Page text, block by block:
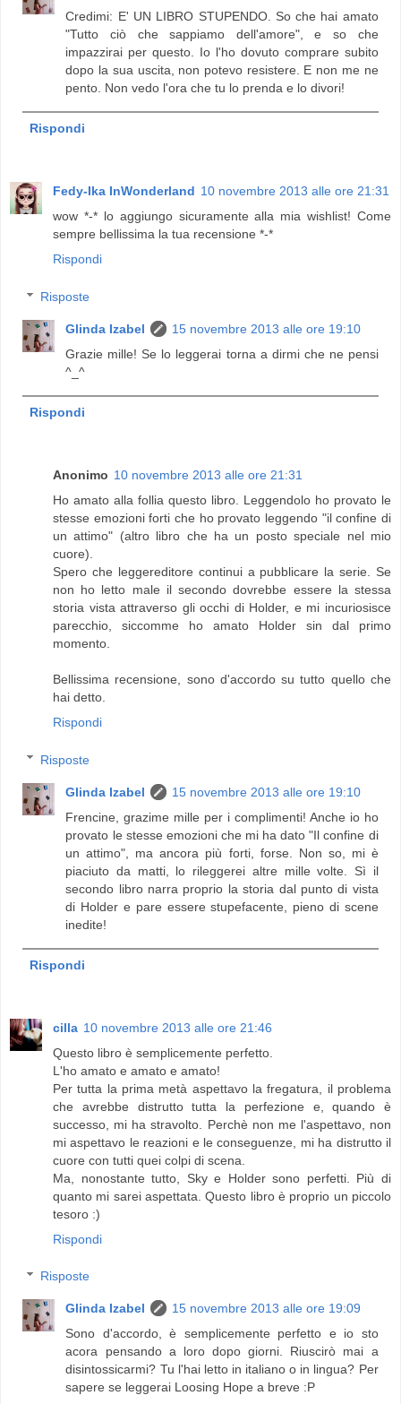
Credimi: E' UN LIBRO STUPENDO. So che hai amato
"Tutto ciò che sappiamo dell'amore", e so che
impazzirai per questo. Io l'ho dovuto comprare subito
dopo la sua uscita, non potevo resistere. E non me ne
pento. Non vedo l'ora che tu lo prenda e lo divori!
Rispondi
Fedy-Ika InWonderland 10 novembre 2013 alle ore 21:31
wow *-* lo aggiungo sicuramente alla mia wishlist! Come
sempre bellissima la tua recensione *-*
Rispondi
Risposte
Glinda Izabel
15 novembre 2013 alle ore 19:10
Grazie mille! Se lo leggerai torna a dirmi che ne pensi
^_^
Rispondi
Anonimo 10 novembre 2013 alle ore 21:31
Ho amato alla follia questo libro. Leggendolo ho provato le
stesse emozioni forti che ho provato leggendo "il confine di
un attimo" (altro libro che ha un posto speciale nel mio
cuore).
Spero che leggereditore continui a pubblicare la serie. Se
non ho letto male il secondo dovrebbe essere la stessa
storia vista attraverso gli occhi di Holder, e mi incuriosisce
parecchio, siccomme ho amato Holder sin dal primo
momento.
Bellissima recensione, sono d'accordo su tutto quello che
hai detto.
Rispondi
Risposte
Glinda Izabel
15 novembre 2013 alle ore 19:10
Frencine, grazime mille per i complimenti! Anche io ho
provato le stesse emozioni che mi ha dato "Il confine di
un attimo", ma ancora più forti, forse. Non so, mi è
piaciuto da matti, lo rileggerei altre mille volte. Sì il
secondo libro narra proprio la storia dal punto di vista
di Holder e pare essere stupefacente, pieno di scene
inedite!
Rispondi
cilla 10 novembre 2013 alle ore 21:46
Questo libro è semplicemente perfetto.
L'ho amato e amato e amato!
Per tutta la prima metà aspettavo la fregatura, il problema
che avrebbe distrutto tutta la perfezione e, quando è
successo, mi ha stravolto. Perchè non me l'aspettavo, non
mi aspettavo le reazioni e le conseguenze, mi ha distrutto il
cuore con tutti quei colpi di scena.
Ma, nonostante tutto, Sky e Holder sono perfetti. Più di
quanto mi sarei aspettata. Questo libro è proprio un piccolo
tesoro :)
Rispondi
Risposte
Glinda Izabel
15 novembre 2013 alle ore 19:09
Sono d'accordo, è semplicemente perfetto e io sto
acora pensando a loro dopo giorni. Riuscirò mai a
disintossicarmi? Tu l'hai letto in italiano o in lingua? Per
sapere se leggerai Loosing Hope a breve :P